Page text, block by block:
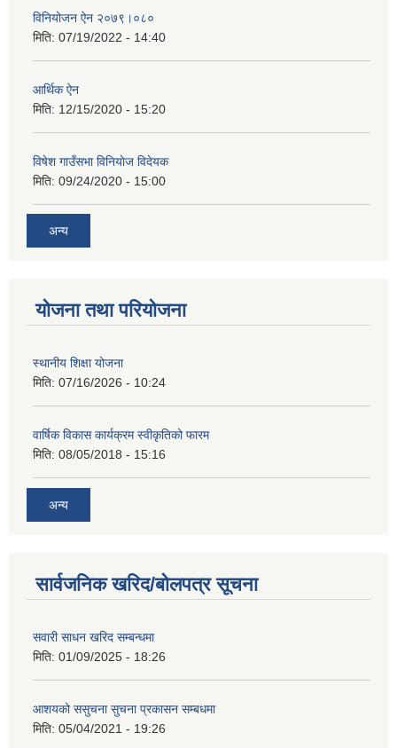
विनियोजन ऐन २०७९।०८०
मिति: 07/19/2022 - 14:40
आर्थिक ऐन
मिति: 12/15/2020 - 15:20
विषेश गाउँसभा विनियाेज विदेयक
मिति: 09/24/2020 - 15:00
अन्य
योजना तथा परियोजना
स्थानीय शिक्षा योजना
मिति: 07/16/2026 - 10:24
वार्षिक विकास कार्यक्रम स्वीकृतिको फारम
मिति: 08/05/2018 - 15:16
अन्य
सार्वजनिक खरिद/बोलपत्र सूचना
सवारी साधन खरिद सम्बन्धमा
मिति: 01/09/2025 - 18:26
आशयको ससुचना सुचना प्रकासन सम्बधमा
मिति: 05/04/2021 - 19:26